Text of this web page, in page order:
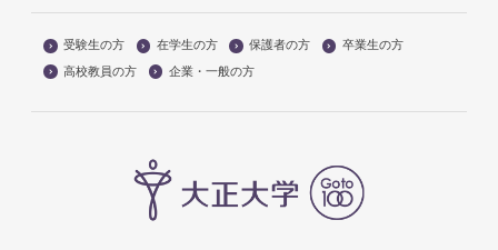
受験生の方 在学生の方 保護者の方
卒業生の方
高校教員の方
企業・一般の方